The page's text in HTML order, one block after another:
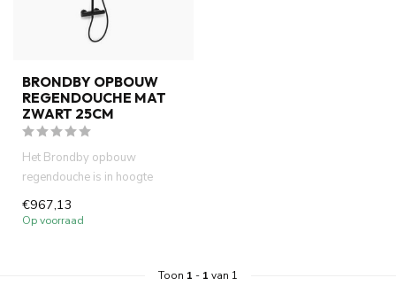
BRONDBY OPBOUW
REGENDOUCHE MAT
ZWART 25CM
Het Brondby opbouw
regendouche is in hoogte
verstelbaar en voorzien van
een ther...
€967,13
Op voorraad
Toon 1 - 1 van 1